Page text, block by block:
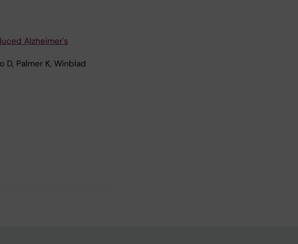
Alzheimer's
D, Palmer K, Winblad